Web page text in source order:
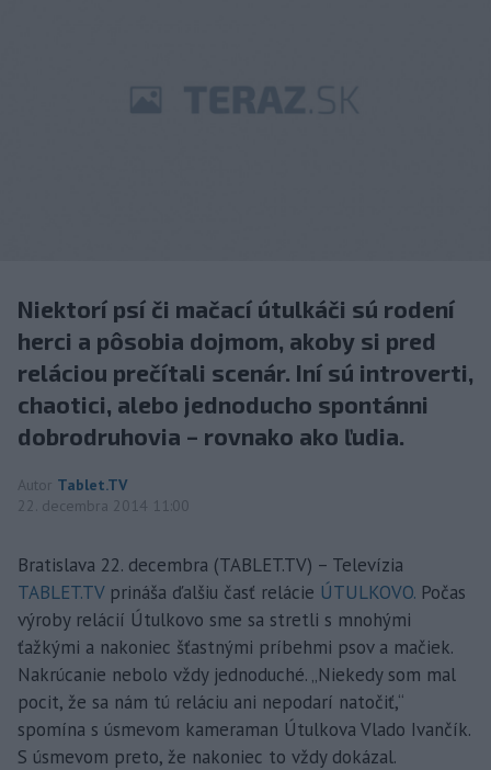
Niektorí psí či mačací útulkáči sú rodení
herci a pôsobia dojmom, akoby si pred
reláciou prečítali scenár. Iní sú introverti,
chaotici, alebo jednoducho spontánni
dobrodruhovia – rovnako ako ľudia.
Autor Tablet.TV
22. decembra 2014 11:00
Bratislava 22. decembra (TABLET.TV) – Televízia
TABLET.TVprináša ďalšiu časť relácie ÚTULKOVO. Počas
výroby relácií Útulkovo sme sa stretli s mnohými
ťažkými a nakoniec šťastnými príbehmi psov a mačiek.
Nakrúcanie nebolo vždy jednoduché. „Niekedy som mal
pocit, že sa nám tú reláciu ani nepodarí natočiť,“
spomína s úsmevom kameraman Útulkova Vlado Ivančík.
S úsmevom preto, že nakoniec to vždy dokázal.